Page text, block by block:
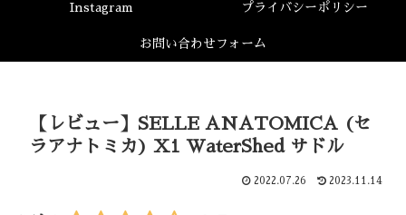
Instagram プライバシーポリシー
お問い合わせフォーム
【レビュー】SELLE ANATOMICA (セ
ラアナトミカ) X1 WaterShed サドル
2022.07.26 2023.11.14